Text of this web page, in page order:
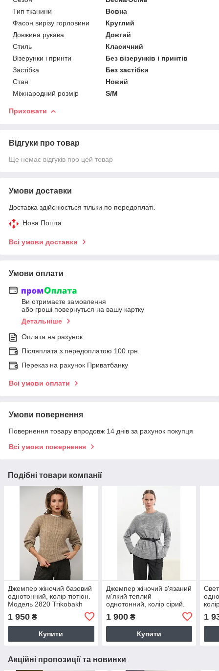
Тип тканини
Вовна
Фасон вирізу горловини
Круглий
Довжина рукава
Довгий
Стиль
Класичний
Візерунки і принти
Без візерунків і принтів
Застібка
Без застібки
Стан
Новий
Міжнародний розмір
S/M
Приховати
Відгуки про товар
Ще немає відгуків про цей товар
Умови доставки
Доставка здійснюється тільки по передоплаті.
Нова Пошта
Всі умови доставки
Умови оплати
Ви отримаєте замовлення
або гроші повернуться на вашу картку
Детальніше
Оплата на рахунок
Післяплата з передоплатою 100 грн.
Переказ на рахунок Приватбанку
Всі умови оплати
Умови повернення
Повернення товару впродовж 14 днів за рахунок покупця
Всі умови повернення
Подібні товари компанії
Джемпер жіночий базовий
однотонний, колір тютюн.
Модель 2820 Trikobakh
1 950 ₴
Купити
Джемпер жіночий в'язаний
м'який теплий
однотонний, колір сірий.
1 900₴
Купити
1
Акційні пропозиції та новинки